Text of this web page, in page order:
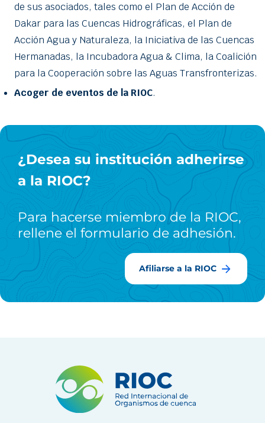
de sus asociados, tales como el Plan de Acción de
Dakar para las Cuencas Hidrográficas, el Plan de
Acción Agua y Naturaleza, la Iniciativa de las Cuencas
Hermanadas, la Incubadora Agua & Clima, la Coalición
para la Cooperación sobre las Aguas Transfronterizas.
Acoger de eventos de la RIOC.
¿Desea su institución adherirse
a la RIOC?
Para hacerse miembro de la RIOC,
rellene el formulario de adhesión.
Afiliarse a la RIOC